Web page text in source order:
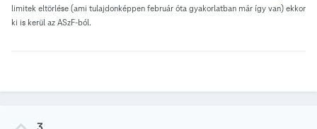
limitek eltörlése (ami tulajdonképpen február óta gyakorlatban már így van) ekkor
ki is kerül az ASzF-ból.